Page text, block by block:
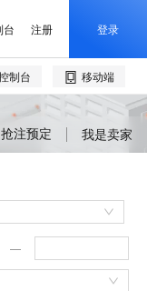
抢注预定 我是卖家